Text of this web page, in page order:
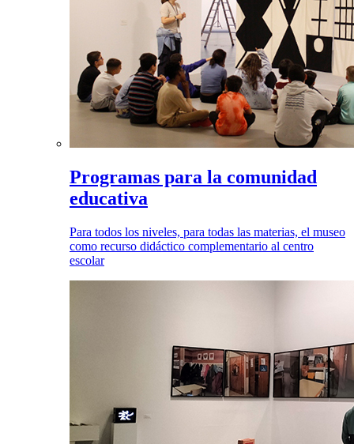
Programas para la comunidad
educativa
Para todos los niveles, para todas las materias, el museo
como recurso didáctico complementario al centro
escolar